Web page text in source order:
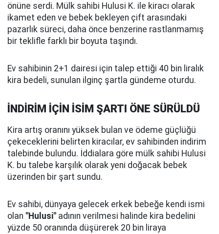
önüne serdi. Mülk sahibi Hulusi K. ile kiracı olarak
ikamet eden ve bebek bekleyen çift arasındaki
pazarlık süreci, daha önce benzerine rastlanmamış
bir teklifle farklı bir boyuta taşındı.
Ev sahibinin 2+1 dairesi için talep ettiği 40 bin liralık
kira bedeli, sunulan ilginç şartla gündeme oturdu.
İNDİRİM İÇİN İSİM ŞARTI ÖNE SÜRÜLDÜ
Kira artış oranını yüksek bulan ve ödeme güçlüğü
çekeceklerini belirten kiracılar, ev sahibinden indirim
talebinde bulundu. İddialara göre mülk sahibi Hulusi
K. bu talebe karşılık olarak yeni doğacak bebek
üzerinden bir şart sundu.
Ev sahibi, dünyaya gelecek erkek bebeğe kendi ismi
olan "Hulusi" adının verilmesi halinde kira bedelini
yüzde 50 oranında düşürerek 20 bin liraya